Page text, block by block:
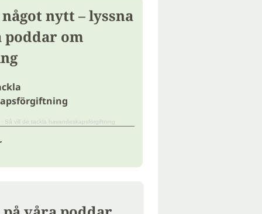
nytt – lyssna
poddar om
Så vill de tackla havandeskapsförgiftning